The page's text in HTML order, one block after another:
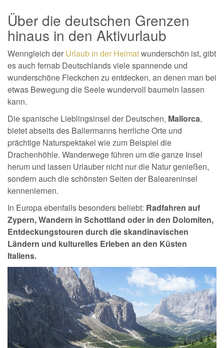
Über die deutschen Grenzen
hinaus in den Aktivurlaub
Wenngleich der Urlaub in der Heimatwunderschön ist, gibt
es auch fernab Deutschlands viele spannende und
wunderschöne Fleckchen zu entdecken, an denen man bei
etwas Bewegung die Seele wundervoll baumeln lassen
kann.
Die spanische Lieblingsinsel der Deutschen, Mallorca,
bietet abseits des Ballermanns herrliche Orte und
prächtige Naturspektakel wie zum Beispiel die
Drachenhöhle. Wanderwege führen um die ganze Insel
herum und lassen Urlauber nicht nur die Natur genießen,
sondern auch die schönsten Seiten der Baleareninsel
kennenlernen.
In Europa ebenfalls besonders beliebt: Radfahren auf
Zypern, Wandern in Schottland oder in den Dolomiten,
Entdeckungstouren durch die skandinavischen
Ländern und kulturelles Erleben an den Küsten
Italiens.